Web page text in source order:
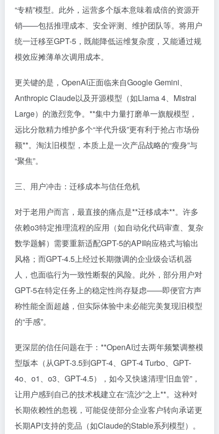
“专精”模型。此外，运营多个版本意味着成倍的资源开
销——包括推理成本、安全评测、维护团队等。将用户
统一迁移至GPT-5，既能降低运维复杂度，又能通过规
模效应摊薄单次调用成本。
更关键的是，OpenAI正面临来自Google Gemini、
Anthropic Claude以及开源模型（如Llama 4、Mistral
Large）的激烈竞争。**集中力量打磨单一旗舰模型，
远比分散精力维护多个“半代升级”更有利于抢占市场份
额**。淘汰旧模型，本质上是一次产品战略的“瘦身”与
“聚焦”。
三、用户冲击：迁移成本与信任危机
对于老用户而言，最直接的痛点是**迁移成本**。许多
依赖o3特定推理流程的应用（如自动化代码审查、复杂
数学题解）需要重新适配GPT-5的API响应格式与输出
风格；而GPT-4.5上经过长期微调的企业级会话机器
人，也面临行为一致性断裂的风险。此外，部分用户对
GPT-5在特定任务上的稳定性尚存疑虑——即便官方声
称性能全面超越，但实际体验中未必能完美复现旧模型
的“手感”。
更深层的信任问题在于：**OpenAI过去两年频繁调整模
型版本（从GPT-3.5到GPT-4、GPT-4 Turbo、GPT-
4o、o1、o3、GPT-4.5），如今又快速清理“旧血管”，
让用户感到自己的技术栈建立在“流沙”之上**。这种对
长期依赖性的忽视，可能促使部分企业客户转向承诺更
长期API支持的竞品（如Claude的Stable系列模型）。